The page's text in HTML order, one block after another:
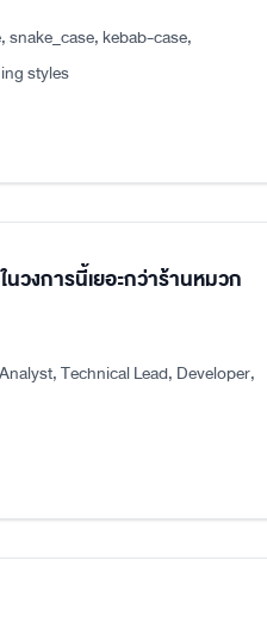
kebab-case,
styles
วงการนี้เยอะกว่าร้านหมวก
Technical Lead, Developer,